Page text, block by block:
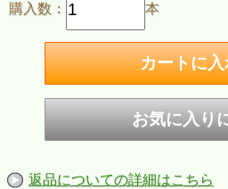
購入数： 本
返品についての詳細はこちら